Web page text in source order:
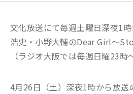
文化放送にて毎週土曜日深夜1
浩史・小野大輔のDear Girl〜
（ラジオ大阪では毎週日曜23時
4月26日（土）深夜1時から放送